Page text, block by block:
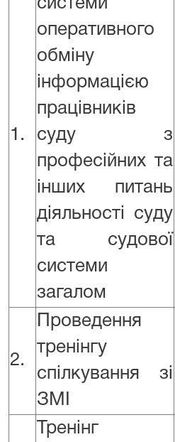
1.
системи
оперативного
обміну
інформацією
працівників
суду з
професійних та
інших питань
діяльності суду
та судової
системи
загалом
2.
Проведення
тренінгу
спілкування зі
ЗМІ
Тренінг